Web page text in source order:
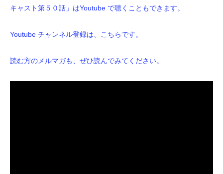
キャスト第５０話」はYoutube で聴くこともできます。
Youtube チャンネル登録は、こちらです。
読む方のメルマガも、ぜひ読んでみてください。